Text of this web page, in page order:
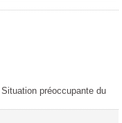
préoccupante du